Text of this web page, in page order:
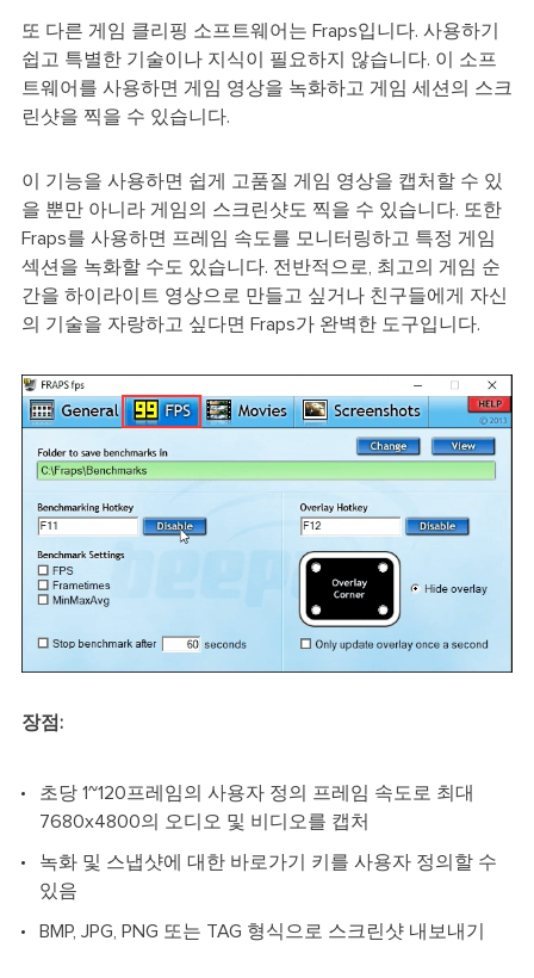
또 다른 게임 클리핑 소프트웨어는 Fraps입니다. 사용하기
쉽고 특별한 기술이나 지식이 필요하지 않습니다. 이 소프
트웨어를 사용하면 게임 영상을 녹화하고 게임 세션의 스크
린샷을 찍을 수 있습니다.
이 기능을 사용하면 쉽게 고품질 게임 영상을 캡처할 수 있
을 뿐만 아니라 게임의 스크린샷도 찍을 수 있습니다. 또한
Fraps를 사용하면 프레임 속도를 모니터링하고 특정 게임
섹션을 녹화할 수도 있습니다. 전반적으로, 최고의 게임 순
간을 하이라이트 영상으로 만들고 싶거나 친구들에게 자신
의 기술을 자랑하고 싶다면 Fraps가 완벽한 도구입니다.
장점:
초당 1~120프레임의 사용자 정의 프레임 속도로 최대
7680x4800의 오디오 및 비디오를 캡처
녹화 및 스냅샷에 대한 바로가기 키를 사용자 정의할 수
있음
BMP, JPG, PNG 또는 TAG 형식으로 스크린샷 내보내기